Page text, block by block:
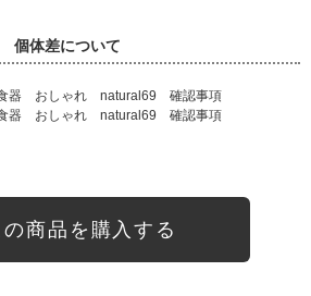
個体差について
の商品を購入する